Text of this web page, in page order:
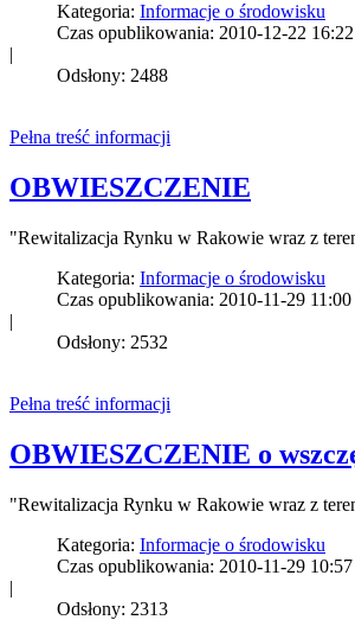
Kategoria: Informacje o środowisku
Czas opublikowania: 2010-12-22 16:22
|
Odsłony: 2488
Pełna treść informacji
OBWIESZCZENIE
"Rewitalizacja Rynku w Rakowie wraz z
Kategoria: Informacje o środowisku
Czas opublikowania: 2010-11-29 11:00
|
Odsłony: 2532
Pełna treść informacji
OBWIESZCZENIE o
"Rewitalizacja Rynku w Rakowie wraz z
Kategoria: Informacje o środowisku
Czas opublikowania: 2010-11-29 10:57
|
Odsłony: 2313